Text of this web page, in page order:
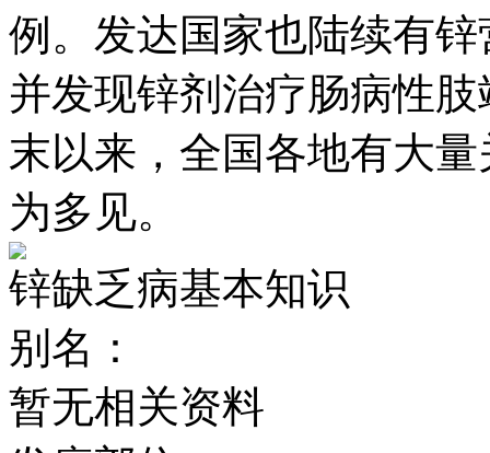
例。发达国家也陆续有
并发现锌剂治疗肠病性
末以来，全国各地有大
为多见。
锌缺乏病基本知识
别名：
暂无相关资料